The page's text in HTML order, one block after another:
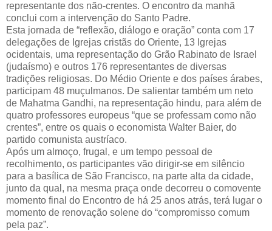
representante dos não-crentes. O encontro da manhã
conclui com a intervenção do Santo Padre.
Esta jornada de “reflexão, diálogo e oração” conta com 17
delegações de Igrejas cristãs do Oriente, 13 Igrejas
ocidentais, uma representação do Grão Rabinato de Israel
(judaísmo) e outros 176 representantes de diversas
tradições religiosas. Do Médio Oriente e dos países árabes,
participam 48 muçulmanos. De salientar também um neto
de Mahatma Gandhi, na representação hindu, para além de
quatro professores europeus “que se professam como não
crentes”, entre os quais o economista Walter Baier, do
partido comunista austríaco.
Após um almoço, frugal, e um tempo pessoal de
recolhimento, os participantes vão dirigir-se em silêncio
para a basílica de São Francisco, na parte alta da cidade,
junto da qual, na mesma praça onde decorreu o comovente
momento final do Encontro de há 25 anos atrás, terá lugar o
momento de renovação solene do “compromisso comum
pela paz”.